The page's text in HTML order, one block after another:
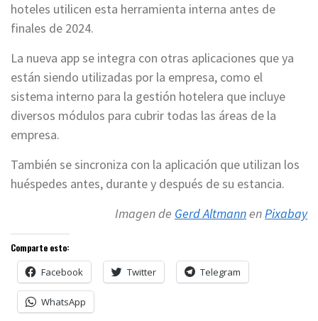
hoteles utilicen esta herramienta interna antes de
finales de 2024.
La nueva app se integra con otras aplicaciones que ya
están siendo utilizadas por la empresa, como el
sistema interno para la gestión hotelera que incluye
diversos módulos para cubrir todas las áreas de la
empresa.
También se sincroniza con la aplicación que utilizan los
huéspedes antes, durante y después de su estancia.
Imagen de Gerd AltmannenPixabay
Comparte esto:
Facebook Twitter Telegram
WhatsApp